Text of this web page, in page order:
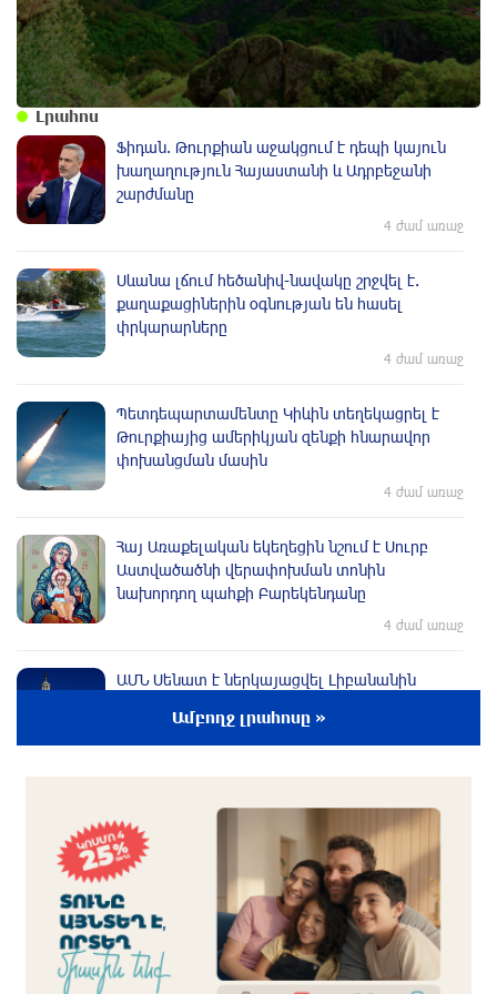
Լրահոս
Ֆիդան. Թուրքիան աջակցում է դեպի կայուն
խաղաղություն Հայաստանի և Ադրբեջանի
շարժմանը
4 ժամ առաջ
Սևանա լճում հեծանիվ-նավակը շրջվել է.
քաղաքացիներին օգնության են հասել
փրկարարները
4 ժամ առաջ
Պետդեպարտամենտը Կիևին տեղեկացրել է
Թուրքիայից ամերիկյան զենքի հնարավոր
փոխանցման մասին
4 ժամ առաջ
Հայ Առաքելական եկեղեցին նշում է Սուրբ
Աստվածածնի վերափոխման տոնին
նախորդող պահքի Բարեկենդանը
4 ժամ առաջ
ԱՄՆ Սենատ է ներկայացվել Լիբանանին
սպառնում է վնասել Հայաստանին.
Մասնագետը բացատրել է, որ «խոսքը հարյուր
միլիոնավոր դոլարների մասին է»
3 ժամ առաջ
«Բայդենի քաղցկեղը տարածվել է, շատ ցավ է
պատճառում», հայտնել է որդին
Ամբողջ լրահոսը »